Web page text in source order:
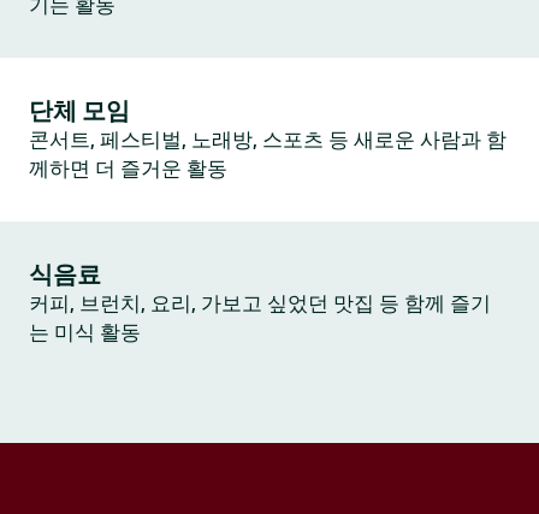
기는 활동
단체 모임
콘서트, 페스티벌, 노래방, 스포츠 등 새로운 사람과 함
께하면 더 즐거운 활동
식음료
커피, 브런치, 요리, 가보고 싶었던 맛집 등 함께 즐기
는 미식 활동